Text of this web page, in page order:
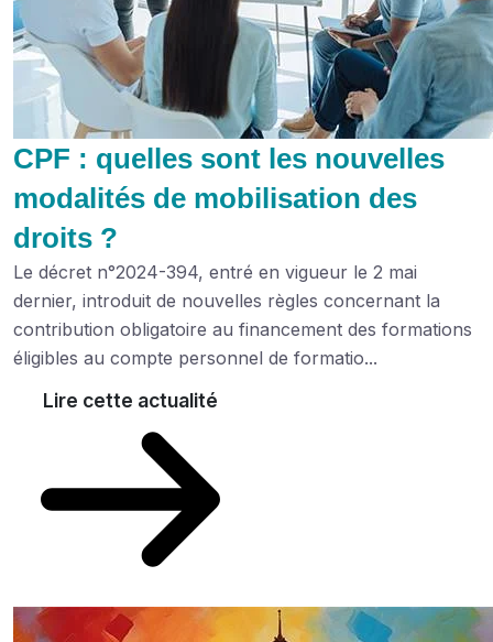
CPF : quelles sont les nouvelles
modalités de mobilisation des
droits ?
Le décret n°2024-394, entré en vigueur le 2 mai
dernier, introduit de nouvelles règles concernant la
contribution obligatoire au financement des formations
éligibles au compte personnel de formatio...
Lire cette actualité